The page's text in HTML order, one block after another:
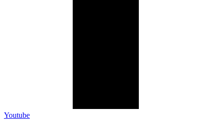
Youtube